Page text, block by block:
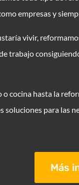
empresas y
vivir,
trabajo
cocina hasta la
soluciones para las
Más